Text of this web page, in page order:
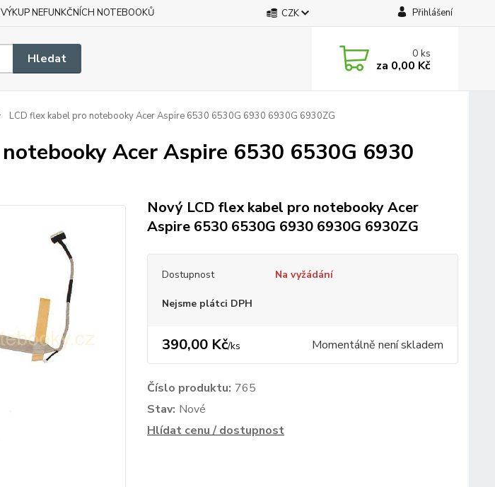
VÝKUP NEFUNKČNÍCH NOTEBOOKŮ CZK Přihlášení
Hledat 0ks
za 0,00 Kč
LCD flex kabel pro notebooky Acer Aspire 6530 6530G 6930 6930G 6930ZG
Acer Aspire 6530 6530G 6930
Nový LCD flex kabel pro notebooky Acer
Aspire 6530 6530G 6930 6930G 6930ZG
Dostupnost Na vyžádání
Nejsme plátci DPH
390,00 Kč/ks Momentálně není skladem
Číslo produktu: 765
Stav: Nové
Hlídat cenu / dostupnost